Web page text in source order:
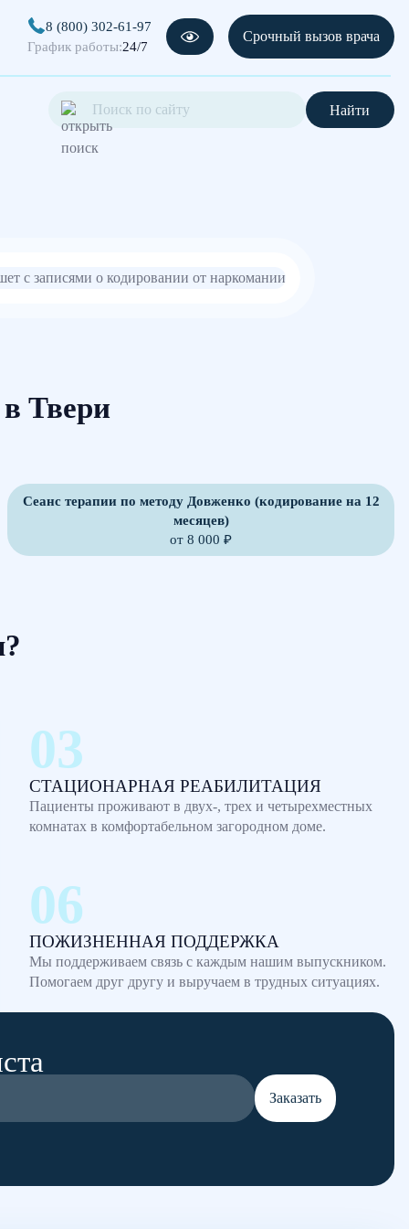
8 (800) 302-61-97
График работы:24/7
Срочный вызов врача
Найти
Твери
Сеанс терапии по методу Довженко (кодирование на 12
месяцев)
от 8 000 ₽
СТАЦИОНАРНАЯ РЕАБИЛИТАЦИЯ
Пациенты проживают в двух-, трех и четырехместных
комнатах в комфортабельном загородном доме.
ПОЖИЗНЕННАЯ ПОДДЕРЖКА
Мы поддерживаем связь с каждым нашим выпускником.
Помогаем друг другу и выручаем в трудных ситуациях.
Заказать